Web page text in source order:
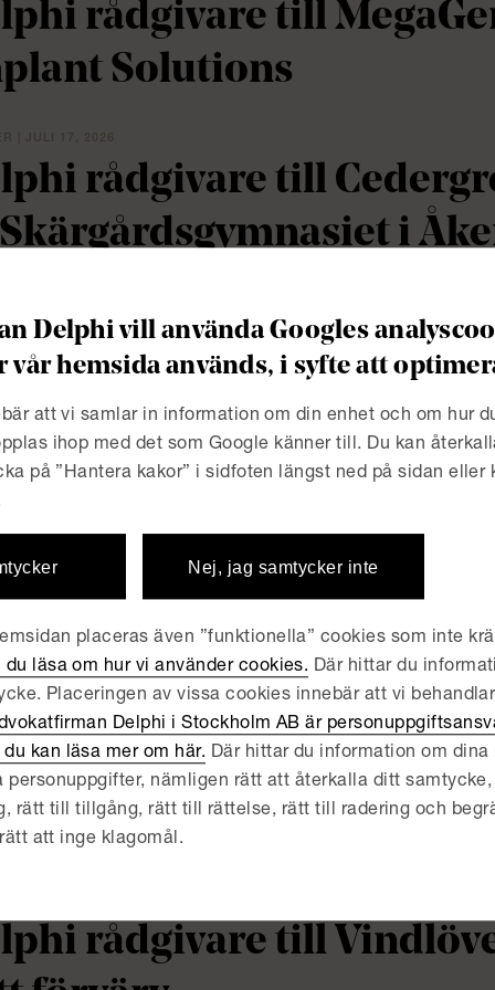
rådgivare till
Solutions
rådgivare till
i
Gymnasium, nya
AB
| JULI 2, 2026
rådgivare till
gruppen
| JUNI 23, 2026
rådgivare till Fjord
av PartnerTech från
| JUNI 18, 2026
rådgivare till Qflow i
av Kvadra
rådgivare till
Delphi vill använda Googles
vår hemsida används, i syfte att
att vi samlar in information om din enhet och om hur
ihop med det som Google känner till. Du kan
på ”Hantera kakor” i sidfoten längst ned på sidan eller
Nej, jag samtycker inte
placeras även ”funktionella” cookies som inte
du läsa om hur vi använder cookies. Där hittar du
Placeringen av vissa cookies innebär att vi
Delphi i Stockholm AB är
kan läsa mer om här. Där hittar du information om
personuppgifter, nämligen rätt att återkalla ditt
rätt till tillgång, rätt till rättelse, rätt till radering och
att inge klagomål.